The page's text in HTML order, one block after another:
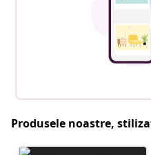
Produsele noastre,